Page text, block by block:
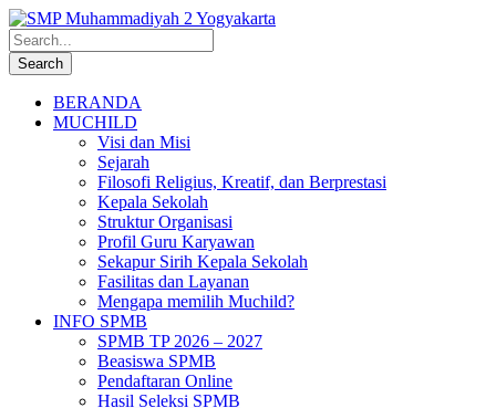
BERANDA
MUCHILD
Visi dan Misi
Sejarah
Filosofi Religius, Kreatif, dan Berprestasi
Kepala Sekolah
Struktur Organisasi
Profil Guru Karyawan
Sekapur Sirih Kepala Sekolah
Fasilitas dan Layanan
Mengapa memilih Muchild?
INFO SPMB
SPMB TP 2026 – 2027
Beasiswa SPMB
Pendaftaran Online
Hasil Seleksi SPMB